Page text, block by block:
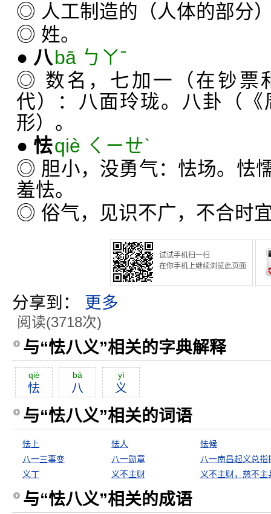
◎ 人工制造的（人体的部分
◎ 姓。
● 八bā ㄅㄚˉ
◎ 数名，七加一（在钞票
代）：八面玲珑。八卦（
形）。
● 怯qiè ㄑㄧㄝˋ
◎ 胆小，没勇气：怯场。怯
羞怯。
◎ 俗气，见识不广，不合时
试试手机扫一扫
在你手机上继续浏览此页面
分享到： 更多
阅读(3718次)
与“怯八义”相关的字典解释
qiè
怯
bā
八
yì
义
与“怯八义”相关的词语
怯上 怯人
怯候
八一三事变
八一勋章
义丁
义不主财 义不主财，慈不主
与“怯八义”相关的成语